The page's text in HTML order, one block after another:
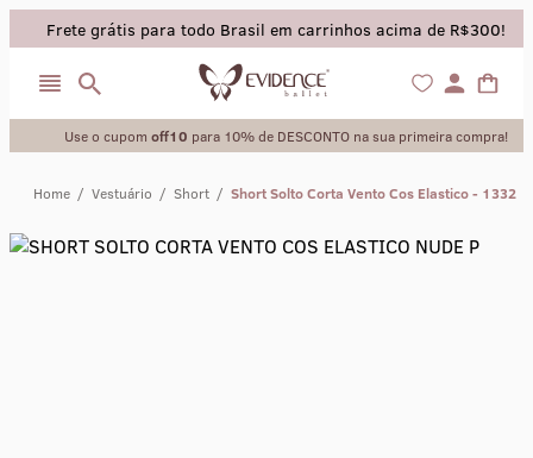
Frete grátis para todo Brasil em carrinhos acima de R$300!
Use o cupom off10 para 10% de DESCONTO na sua primeira compra!
Home / Vestuário / Short / Short Solto Corta Vento Cos Elastico - 1332